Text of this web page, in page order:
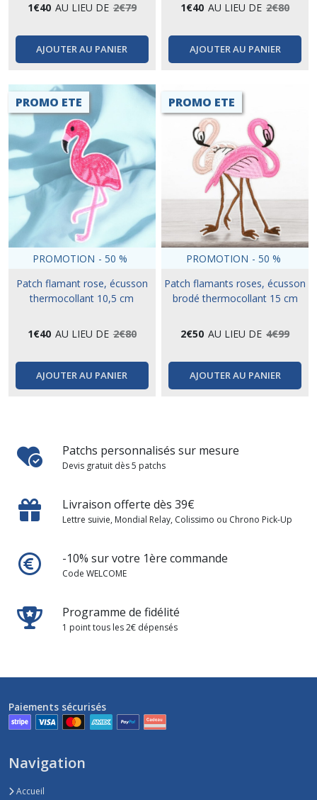
1€40 AU LIEU DE 2€79
AJOUTER AU PANIER
1€40 AU LIEU DE 2€80
AJOUTER AU PANIER
PROMO ETE
PROMOTION - 50 %
Patch flamant rose, écusson
thermocollant 10,5 cm
1€40 AU LIEU DE 2€80
AJOUTER AU PANIER
PROMO ETE
PROMOTION - 50 %
Patch flamants roses, écusson
brodé thermocollant 15 cm
2€50 AU LIEU DE 4€99
AJOUTER AU PANIER
Patchs personnalisés sur mesure
Devis gratuit dès 5 patchs
Livraison offerte dès 39€
Lettre suivie, Mondial Relay, Colissimo ou Chrono Pick-Up
-10% sur votre 1ère commande
Code WELCOME
Programme de fidélité
1 point tous les 2€ dépensés
Paiements sécurisés
Navigation
Accueil